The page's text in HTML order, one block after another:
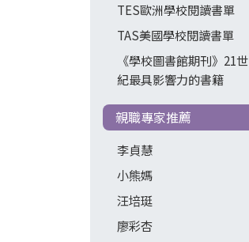
TES歐洲學校閱讀書單
TAS美國學校閱讀書單
《學校圖書館期刊》21世
紀最具影響力的書籍
親職專家推薦
李貞慧
小熊媽
汪培珽
廖彩杏